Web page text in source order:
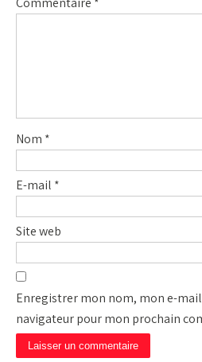
Nom *
E-mail *
Site web
Enregistrer mon nom, mon e-
navigateur pour mon prochain